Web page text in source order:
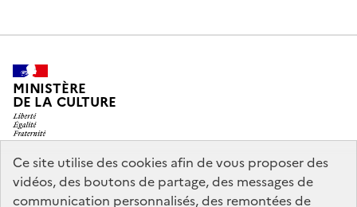
Ce site utilise des cookies afin de vous proposer des
vidéos, des boutons de partage, des messages de
communication personnalisés, des remontées de
MINISTÈRE
DE LA CULTURE
legifrance.gouv.fr info.gouv.fr